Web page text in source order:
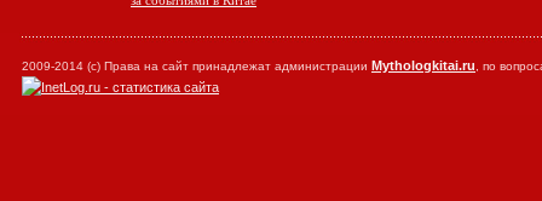
2009-2014 (с) Права на сайт принадлежат администрации Mythologkitai.ru , по